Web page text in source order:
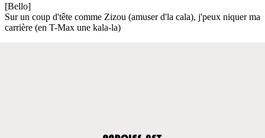
[Bello]
Sur un coup d'tête comme Zizou (amuser d'la cala), j'peux niquer ma
carrière (en T-Max une kala-la)